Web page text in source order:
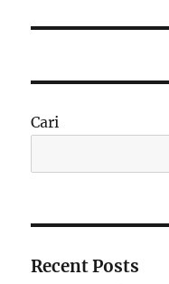
Cari
Recent Posts